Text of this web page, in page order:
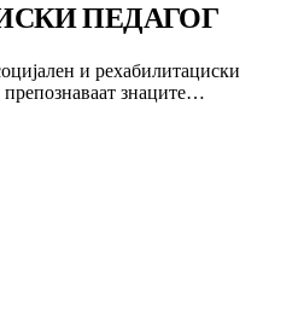
ПЕДАГОГ
и рехабилитациски
знаците…